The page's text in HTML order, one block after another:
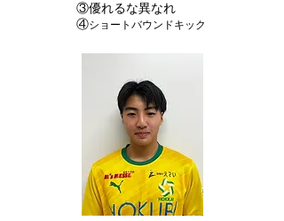
​③優れるな異なれ
④ショートバウンドキック